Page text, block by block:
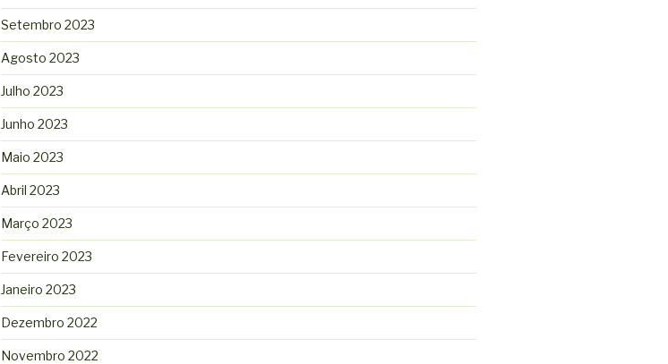
Setembro 2023
Agosto 2023
Julho 2023
Junho 2023
Maio 2023
Abril 2023
Março 2023
Fevereiro 2023
Janeiro 2023
Dezembro 2022
Novembro 2022